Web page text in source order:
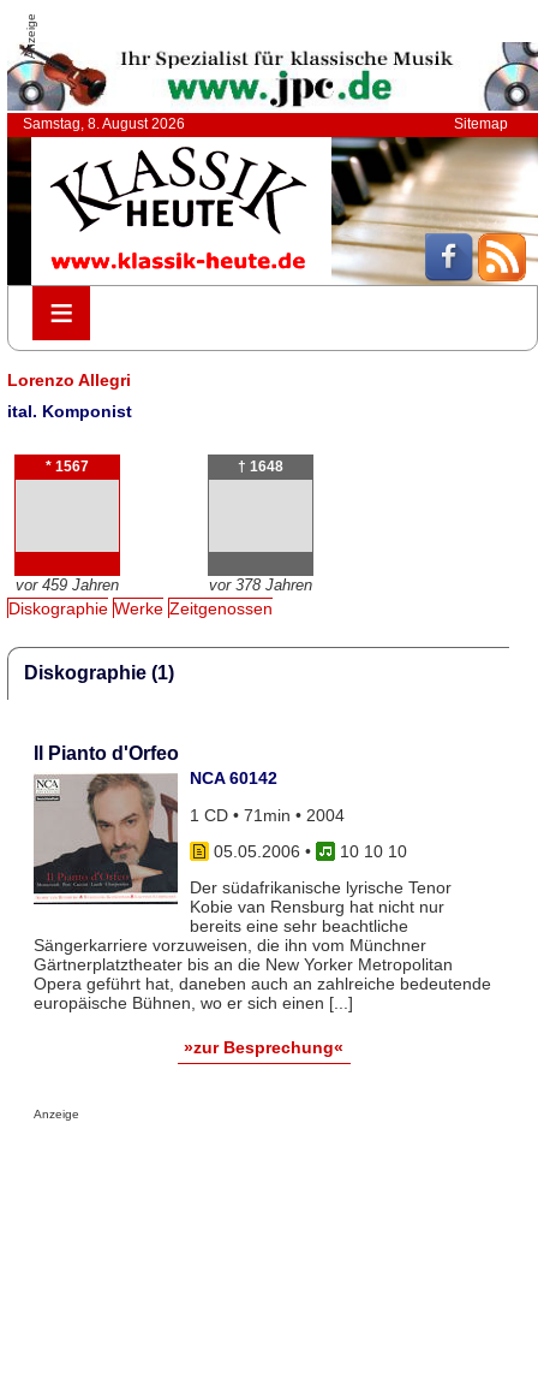
Anzeige
Samstag, 8. August 2026 Sitemap
≡
≡
Lorenzo Allegri
ital. Komponist
* 1567
vor 459 Jahren
† 1648
vor 378 Jahren
Diskographie Werke Zeitgenossen
Diskographie (1)
Il Pianto d'Orfeo
NCA 60142
1 CD • 71min • 2004
05.05.2006 •
10 10 10
Der südafrikanische lyrische Tenor
Kobie van Rensburg hat nicht nur
bereits eine sehr beachtliche
Sängerkarriere vorzuweisen, die ihn vom Münchner
Gärtnerplatztheater bis an die New Yorker Metropolitan
Opera geführt hat, daneben auch an zahlreiche bedeutende
europäische Bühnen, wo er sich einen [...]
»zur Besprechung«
Anzeige